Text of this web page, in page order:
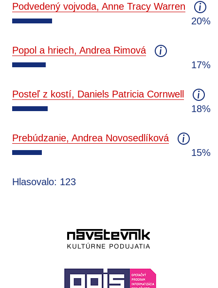
Podvedený vojvoda, Anne Tracy Warren
20%
Popol a hriech, Andrea Rimová
17%
Posteľ z kostí, Daniels Patricia Cornwell
18%
Prebúdzanie, Andrea Novosedlíková
15%
Hlasovalo: 123